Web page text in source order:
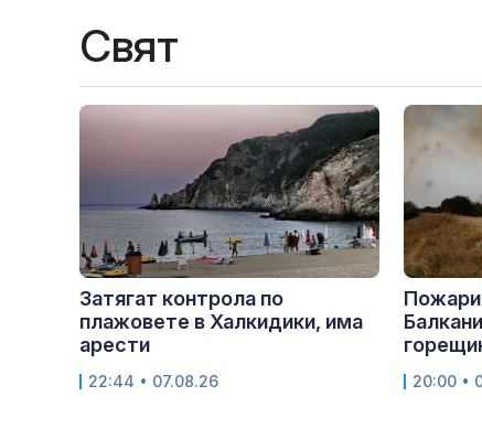
Свят
Затягат контрола по
плажовете в Халкидики, има
арести
22:44 • 07.08.26
Пожари
20:00 •